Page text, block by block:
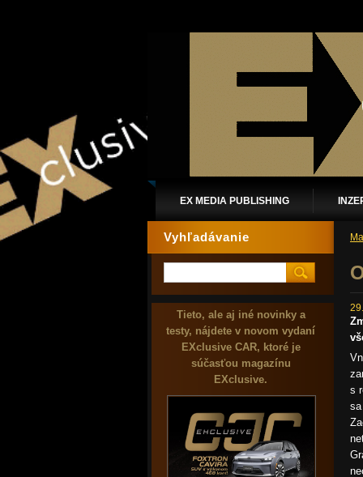
EX MEDIA PUBLISHING
s
Vyhľadávanie
Tieto, ale aj iné novinky a
testy, nájdete v novom vydaní
EXclusive CAR, ktoré je
súčasťou magazínu
EXclusive.